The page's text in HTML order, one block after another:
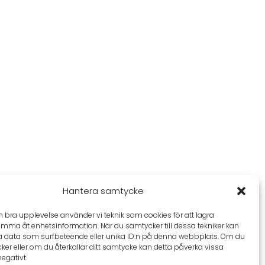
Hantera samtycke
bra upplevelse använder vi teknik som cookies för att lagra
åt enhetsinformation. När du samtycker till dessa tekniker kan
data som surfbeteende eller unika ID:n på denna webbplats. Om du
eller om du återkallar ditt samtycke kan detta påverka vissa